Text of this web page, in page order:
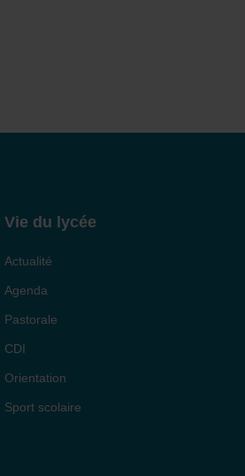
Vie du lycée
Actualité
Agenda
Pastorale
CDI
Orientation
Sport scolaire